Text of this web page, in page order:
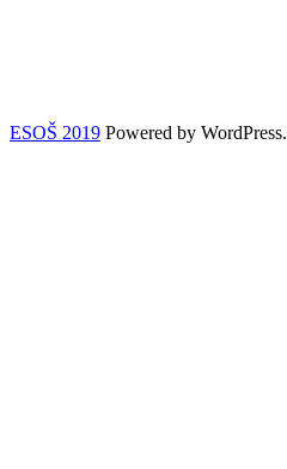
ESOŠ 2019 Powered by WordPress.